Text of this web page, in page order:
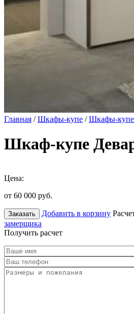
Главная /Шкафы-купе /Шкафы-купе
Шкаф-купе
Цена:
от 60 000 руб.
Заказать Добавить в корзину
замерщика
Получить расчет